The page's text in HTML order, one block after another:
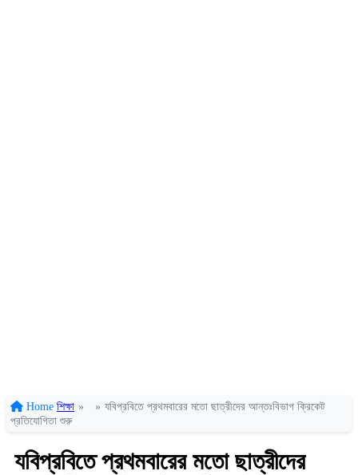
Home শিক্ষা » » যবিপ্রবিতে প্রথমবারের মতো ছাত্রীদের আন্তঃবিভাগ ক্রিকেট
প্রতিযোগিতা শুরু
যবিপ্রবিতে প্রথমবারের মতো ছাত্রীদের